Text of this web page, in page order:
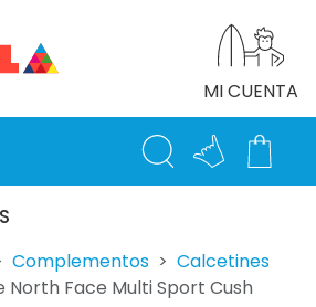
MI CUENTA
Complementos
Calcetines
North Face Multi Sport Cush